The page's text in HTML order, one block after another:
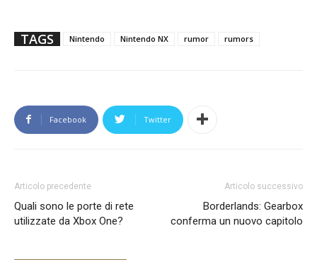
TAGS Nintendo Nintendo NX rumor rumors
Facebook Twitter
Articolo precedente
Quali sono le porte di rete
utilizzate da Xbox One?
Articolo successivo
Borderlands: Gearbox
conferma un nuovo capitolo